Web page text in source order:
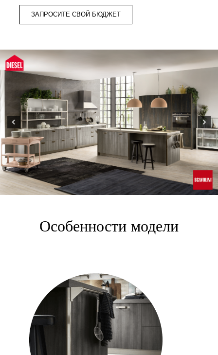
ЗАПРОСИТЕ СВОЙ БЮДЖЕТ
Особенности модели